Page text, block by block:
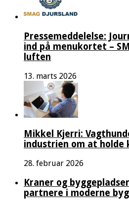
Pressemeddelelse:
ind på menukortet –
luften
13. marts 2026
Mikkel Kjerri:
industrien om at
28. februar 2026
Kraner og
partnere i moderne